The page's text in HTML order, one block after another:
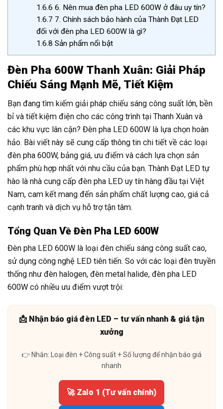
1.6.6 6. Nên mua đèn pha LED 600W ở đâu uy tín?
1.6.7 7. Chính sách bảo hành của Thành Đạt LED
đối với đèn pha LED 600W là gì?
1.6.8 Sản phẩm nổi bật
Đèn Pha 600W Thanh Xuân: Giải Pháp
Chiếu Sáng Mạnh Mẽ, Tiết Kiệm
Bạn đang tìm kiếm giải pháp chiếu sáng công suất lớn, bền
bỉ và tiết kiệm điện cho các công trình tại Thanh Xuân và
các khu vực lân cận? Đèn pha LED 600W là lựa chọn hoàn
hảo. Bài viết này sẽ cung cấp thông tin chi tiết về các loại
đèn pha 600W, bảng giá, ưu điểm và cách lựa chọn sản
phẩm phù hợp nhất với nhu cầu của bạn. Thành Đạt LED tự
hào là nhà cung cấp đèn pha LED uy tín hàng đầu tại Việt
Nam, cam kết mang đến sản phẩm chất lượng cao, giá cả
cạnh tranh và dịch vụ hỗ trợ tận tâm.
Tổng Quan Về Đèn Pha LED 600W
Đèn pha LED 600W là loại đèn chiếu sáng công suất cao,
sử dụng công nghệ LED tiên tiến. So với các loại đèn truyền
thống như đèn halogen, đèn metal halide, đèn pha LED
600W có nhiều ưu điểm vượt trội:
📩 Nhận báo giá đèn LED – tư vấn nhanh & giá tận
xưởng
👉 Nhắn: Loại đèn + Công suất + Số lượng để nhận báo giá
nhanh
🚀 Zalo 1 (Tư vấn chính)